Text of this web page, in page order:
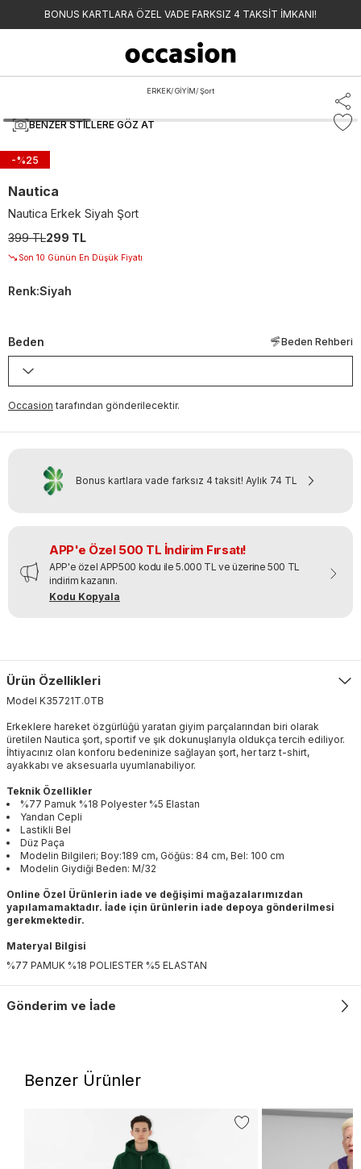
BONUS KARTLARA ÖZEL VADE FARKSIZ 4 TAKSİT İMKANI!
ERKEK/GİYİM/Şort
BENZER STILLERE GÖZ AT
-%25
Nautica
Nautica Erkek Siyah Şort
399 TL299 TL
Son 10 Günün En Düşük Fiyatı
Renk:Siyah
Beden Beden Rehberi
Occasion tarafından gönderilecektir.
Bonus kartlara vade farksız 4 taksit! Aylık 74 TL
APP'e Özel 500 TL İndirim Fırsatı!
APP'e özel APP500 kodu ile 5.000 TL ve üzerine 500 TL
indirim kazanın.
Kodu Kopyala
Ürün Özellikleri
Model K35721T.0TB
Erkeklere hareket özgürlüğü yaratan giyim parçalarından biri olarak
üretilen Nautica şort, sportif ve şık dokunuşlarıyla oldukça tercih ediliyor.
İhtiyacınız olan konforu bedeninize sağlayan şort, her tarz t-shirt,
ayakkabı ve aksesuarla uyumlanabiliyor.
Teknik Özellikler
%77 Pamuk %18 Polyester %5 Elastan
Yandan Cepli
Lastikli Bel
Düz Paça
Modelin Bilgileri; Boy:189 cm, Göğüs: 84 cm, Bel: 100 cm
Modelin Giydiği Beden: M/32
Online Özel Ürünlerin iade ve değişimi mağazalarımızdan
yapılamamaktadır. İade için ürünlerin iade depoya gönderilmesi
gerekmektedir.
Materyal Bilgisi
%77 PAMUK %18 POLIESTER %5 ELASTAN
Gönderim ve İade
Benzer Ürünler